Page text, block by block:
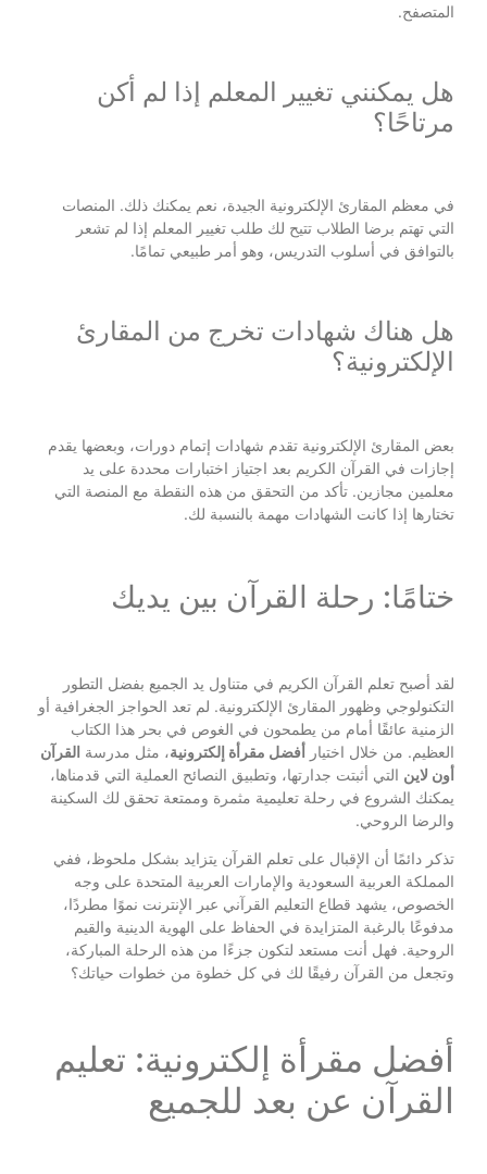
المتصفح.
هل يمكنني تغيير المعلم إذا لم أكن
مرتاحًا؟
في معظم المقارئ الإلكترونية الجيدة، نعم يمكنك ذلك. المنصات
التي تهتم برضا الطلاب تتيح لك طلب تغيير المعلم إذا لم تشعر
بالتوافق في أسلوب التدريس، وهو أمر طبيعي تمامًا.
هل هناك شهادات تخرج من المقارئ
الإلكترونية؟
بعض المقارئ الإلكترونية تقدم شهادات إتمام دورات، وبعضها يقدم
إجازات في القرآن الكريم بعد اجتياز اختبارات محددة على يد
معلمين مجازين. تأكد من التحقق من هذه النقطة مع المنصة التي
تختارها إذا كانت الشهادات مهمة بالنسبة لك.
ختامًا: رحلة القرآن بين يديك
لقد أصبح تعلم القرآن الكريم في متناول يد الجميع بفضل التطور
التكنولوجي وظهور المقارئ الإلكترونية. لم تعد الحواجز الجغرافية أو
الزمنية عائقًا أمام من يطمحون في الغوص في بحر هذا الكتاب
العظيم. من خلال اختيار أفضل مقرأة إلكترونية، مثل مدرسة القرآن
أون لاين التي أثبتت جدارتها، وتطبيق النصائح العملية التي قدمناها،
يمكنك الشروع في رحلة تعليمية مثمرة وممتعة تحقق لك السكينة
والرضا الروحي.
تذكر دائمًا أن الإقبال على تعلم القرآن يتزايد بشكل ملحوظ، ففي
المملكة العربية السعودية والإمارات العربية المتحدة على وجه
الخصوص، يشهد قطاع التعليم القرآني عبر الإنترنت نموًا مطردًا،
مدفوعًا بالرغبة المتزايدة في الحفاظ على الهوية الدينية والقيم
الروحية. فهل أنت مستعد لتكون جزءًا من هذه الرحلة المباركة،
وتجعل من القرآن رفيقًا لك في كل خطوة من خطوات حياتك؟
أفضل مقرأة إلكترونية: تعليم
القرآن عن بعد للجميع